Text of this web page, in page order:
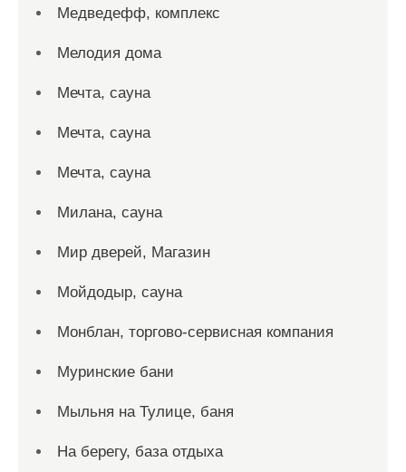
Медведефф, комплекс
Мелодия дома
Мечта, сауна
Мечта, сауна
Мечта, сауна
Милана, сауна
Мир дверей, Магазин
Мойдодыр, сауна
Монблан, торгово-сервисная компания
Муринские бани
Мыльня на Тулице, баня
На берегу, база отдыха